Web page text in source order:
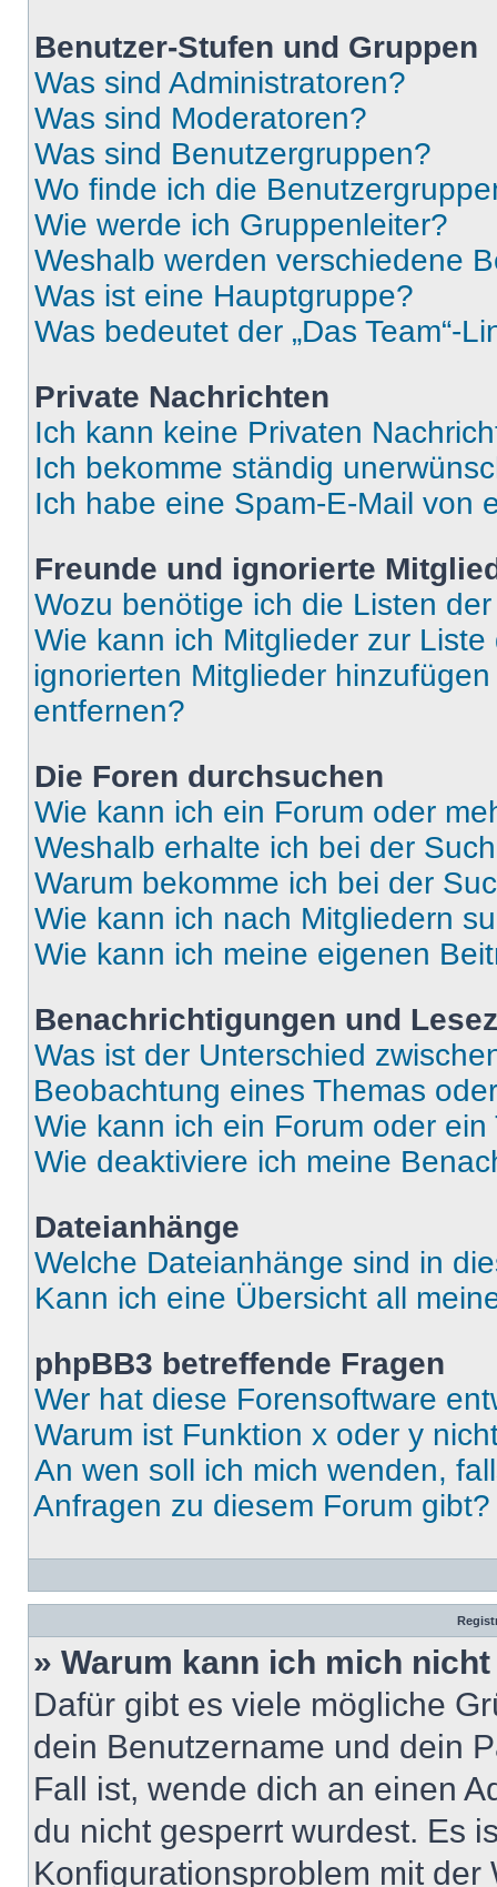
Benutzer-Stufen und Gruppen
Was sind Administratoren?
Was sind Moderatoren?
Was sind Benutzergruppen?
Wo finde ich die
Wie werde ich Gruppenleiter?
Weshalb werden verschiedene
Was ist eine Hauptgruppe?
Was bedeutet der „Das Team“-
Private Nachrichten
Ich kann keine Privaten
Ich bekomme ständig
Ich habe eine Spam-E-Mail von
Freunde und ignorierte
Wozu benötige ich die Listen
Wie kann ich Mitglieder zur
ignorierten Mitglieder
entfernen?
Die Foren durchsuchen
Wie kann ich ein Forum oder
Weshalb erhalte ich bei der
Warum bekomme ich bei der
Wie kann ich nach Mitgliedern
Wie kann ich meine eigenen
Benachrichtigungen und
Was ist der Unterschied
Beobachtung eines Themas
Wie kann ich ein Forum oder
Wie deaktiviere ich meine
Dateianhänge
Welche Dateianhänge sind in
Kann ich eine Übersicht all
phpBB3 betreffende Fragen
Wer hat diese Forensoftware
Warum ist Funktion x oder y
An wen soll ich mich wenden,
Anfragen zu diesem Forum gibt?
» Warum kann ich mich
Dafür gibt es viele mögliche
dein Benutzername und dein
Fall ist, wende dich an einen
du nicht gesperrt wurdest. Es
Konfigurationsproblem mit